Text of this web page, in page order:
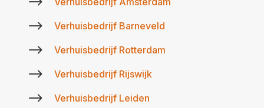
$ Verhuisbedrijf Barneveld
$ Verhuisbedrijf Rotterdam
$ Verhuisbedrijf Rijswijk
$ Verhuisbedrijf Leiden